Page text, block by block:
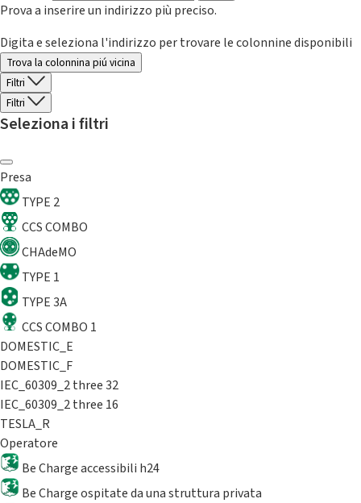
Prova a inserire un indirizzo più preciso.
Digita e seleziona l'indirizzo per trovare le colonnine disponibili
Trova la colonnina piú vicina
Filtri
Filtri
Seleziona i filtri
Presa
TYPE 2
CCS COMBO
CHAdeMO
TYPE 1
TYPE 3A
CCS COMBO 1
DOMESTIC_E
DOMESTIC_F
IEC_60309_2 three 32
IEC_60309_2 three 16
TESLA_R
Operatore
Be Charge accessibili h24
Be Charge ospitate da una struttura privata